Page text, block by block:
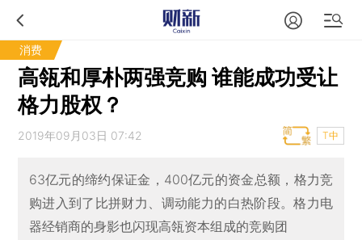
消费
高瓴和厚朴两强竞购 谁能成功受让
格力股权？
2019年09月03日 07:42 T中
63亿元的缔约保证金，400亿元的资金总额，格力竞
购进入到了比拼财力、调动能力的白热阶段。格力电
器经销商的身影也闪现高瓴资本组成的竞购团